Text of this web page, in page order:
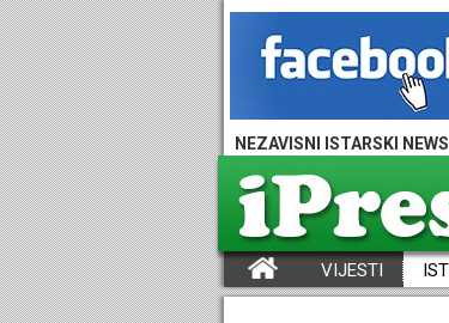
NEZAVISNI ISTARSKI
VIJESTI